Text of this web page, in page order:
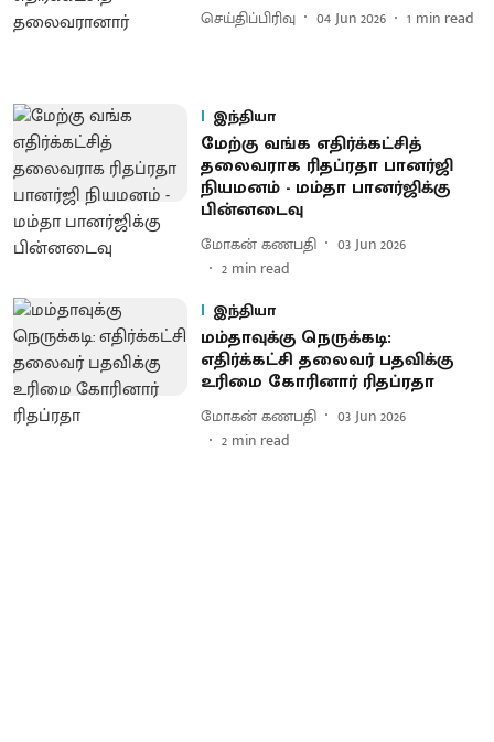
செய்திப்பிரிவு 04 Jun 2026 1 min read
இந்தியா
மேற்கு வங்க எதிர்க்கட்சித்
தலைவராக ரிதப்ரதா பானர்ஜி
நியமனம் - மம்தா பானர்ஜிக்கு
பின்னடைவு
மோகன் கணபதி
03 Jun 2026
2 min read
இந்தியா
மம்தாவுக்கு நெருக்கடி:
எதிர்க்கட்சி தலைவர் பதவிக்கு
உரிமை கோரினார் ரிதப்ரதா
மோகன் கணபதி
03 Jun 2026
2 min read